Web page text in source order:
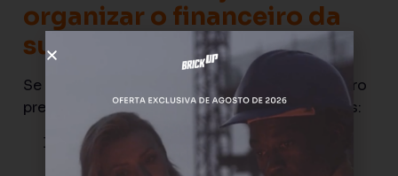
organizar o financeiro da
sua construtora
Se você identificou que seu controle financeiro
precisa evoluir, aqui estão os primeiros passos:
Separe as contas da empresa das
pessoais.
Abra uma conta bancária